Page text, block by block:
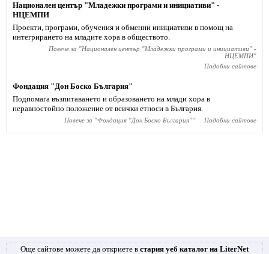
Национален център "Младежки програми и инициативи" -
НЦЕМПИ
Проекти, програми, обучения и обменни инициативи в помощ на
интегрирането на младите хора в обществото.
Повече за "Национален център "Младежки програми и инициативи" -
НЦЕМПИ"
Подобни сайтове
Фондация "Дон Боско България"
Подпомага възпитаването и образоването на млади хора в
неравностойно положение от всички етноси в България.
Повече за "Фондация "Дон Боско България"" Подобни сайтове
Още сайтове можете да откриете в стария уеб каталог на LiterNet